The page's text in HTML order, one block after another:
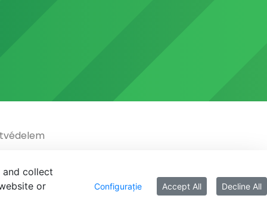
and collect
or
Configurație Accept All Decline All